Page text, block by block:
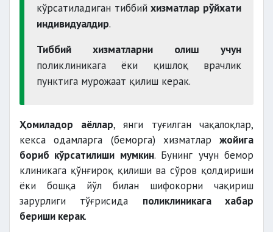
кўрсатиладиган тиббий хизматлар рўйхати
индивидуалдир.
Тиббий хизматларни олиш учун
поликлиникага ёки қишлоқ врачлик
пунктига мурожаат қилиш керак.
Ҳомиладор аёллар, янги туғилган чақалоқлар,
кекса одамларга (беморга) хизматлар жойига
бориб кўрсатилиши мумкин. Бунинг учун бемор
клиникага қўнғироқ қилиши ва сўров қолдириши
ёки бошқа йўл билан шифокорни чақириш
зарурлиги тўғрисида поликлиникага хабар
бериши керак.